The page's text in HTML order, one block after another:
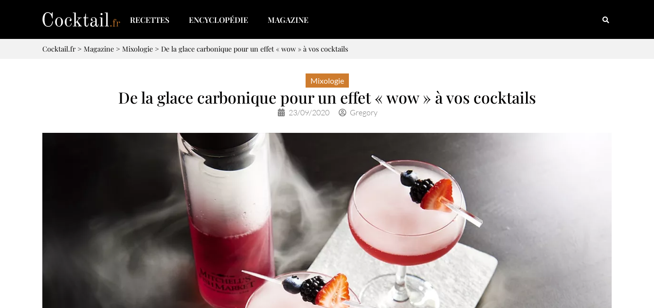
RECETTES ENCYCLOPÉDIE MAGAZINE
Cocktail.fr> Magazine > Mixologie > De la glace carbonique pour un effet « wow » à vos cocktails
Mixologie
De la glace carbonique pour un effet « wow » à vos cocktails
23/09/2020 Gregory